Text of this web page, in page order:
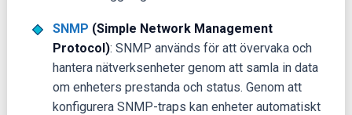
SNMP (Simple Network Management
Protocol): SNMP används för att övervaka och
hantera nätverksenheter genom att samla in data
om enheters prestanda och status. Genom att
konfigurera SNMP-traps kan enheter automatiskt